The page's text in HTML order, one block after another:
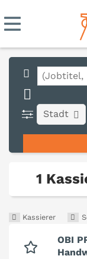
Stadt
1
Kassierer
OBI